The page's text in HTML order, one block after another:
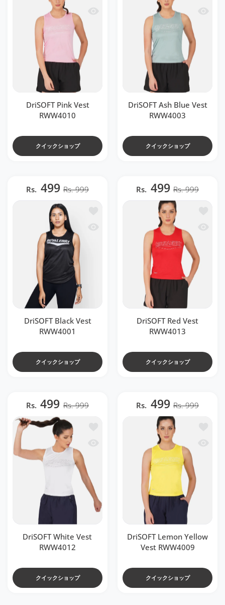
クイックビュー DriSOFT Pink Vest
DriSOFT Pink Vest
RWW4010
クイックショップ
DriSOFT Ash Blue Vest
RWW4003
クイックショップ
Rs. 499 Rs. 999
ほしい物リストに追加する DriSOFT
クイックビュー DriSOFT Black Vest
DriSOFT Black Vest
RWW4001
クイックショップ
Rs. 499 Rs. 999
DriSOFT Red Vest
RWW4013
クイックショップ
Rs. 499 Rs. 999
ほしい物リストに追加する DriSOFT
クイックビュー DriSOFT White Vest
DriSOFT White Vest
RWW4012
クイックショップ
Rs. 499 Rs. 999
DriSOFT Lemon Yellow
Vest RWW4009
クイックショップ